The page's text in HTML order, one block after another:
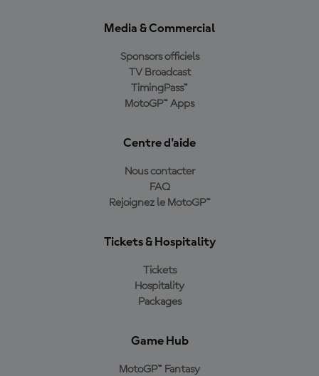
Media & Commercial
Sponsors officiels
TV Broadcast
TimingPass™
MotoGP™ Apps
Centre d'aide
Nous contacter
FAQ
Rejoignez le MotoGP™
Tickets & Hospitality
Tickets
Hospitality
Packages
Game Hub
MotoGP™ Fantasy